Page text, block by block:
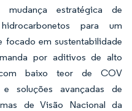
mudança estratégica de
para um
focado em sustentabilidade
por aditivos de alto
com baixo teor de COV
soluções avançadas de
de Visão Nacional da